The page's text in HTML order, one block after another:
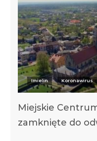
Imielin Koronawirus
Miejskie
zamknięte do